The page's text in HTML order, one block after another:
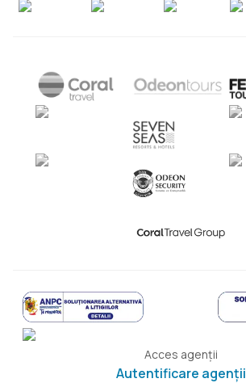
Acces agenții
Autentificare agenții